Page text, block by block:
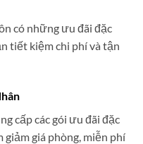
có những ưu đãi đặc
tiết kiệm chi phí và tận
cấp các gói ưu đãi đặc
giảm giá phòng, miễn phí